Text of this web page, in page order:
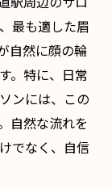
最も適した眉
自然に顔の輪
。特に、日常
ンには、この
自然な流れを
でなく、自信